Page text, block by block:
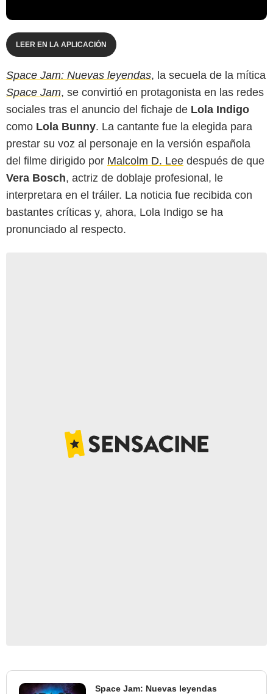
LEER EN LA APLICACIÓN
Space Jam: Nuevas leyendas, la secuela de la mítica
Space Jam, se convirtió en protagonista en las redes
sociales tras el anuncio del fichaje de Lola Indigo
como Lola Bunny. La cantante fue la elegida para
prestar su voz al personaje en la versión española
del filme dirigido por Malcolm D. Lee después de que
Vera Bosch, actriz de doblaje profesional, le
interpretara en el tráiler. La noticia fue recibida con
bastantes críticas y, ahora, Lola Indigo se ha
pronunciado al respecto.
Space Jam: Nuevas leyendas